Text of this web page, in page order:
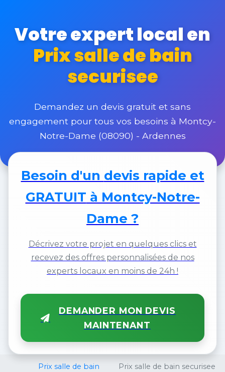
Votre expert local en
Prix salle de bain
securisee
Demandez un devis gratuit et sans
engagement pour tous vos besoins à Montcy-
Notre-Dame (08090) - Ardennes
Besoin d'un devis rapide et
GRATUIT à Montcy-Notre-
Dame ?
Décrivez votre projet en quelques clics et
recevez des offres personnalisées de nos
experts locaux en moins de 24h !
DEMANDER MON DEVIS
MAINTENANT
Prix salle de bain
Prix salle de bain securisee